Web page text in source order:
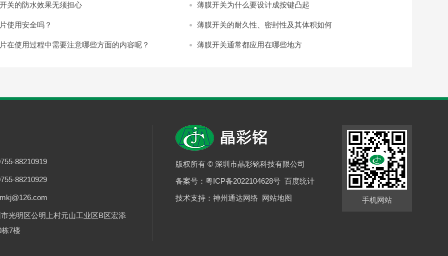
关的防水效果无须担心 薄膜开关为什么要设计成按键凸起
使用安全吗？ 薄膜开关的耐久性、密封性及其体积如何
在使用过程中需要注意哪些方面的内容呢？ 薄膜开关通常都应用在哪些地方
88210919
88210929
光明区公明上村元山工业区B区宏添
7楼
版权所有 © 深圳市晶彩铭科技有限公司
备案号： 粤ICP备2022104628号 百度统计
技术支持： 神州通达网络 网站地图 手机网站